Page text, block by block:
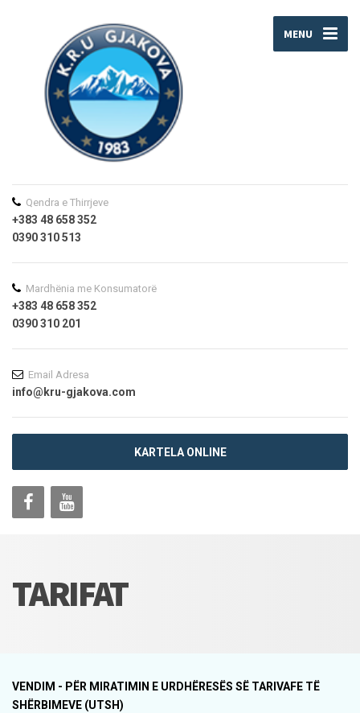
MENU
Qendra e Thirrjeve
+383 48 658 352
0390 310 513
Mardhënia me Konsumatorë
+383 48 658 352
0390 310 201
Email Adresa
info@kru-gjakova.com
KARTELA ONLINE
TARIFAT
VENDIM - PËR MIRATIMIN E URDHËRESËS SË TARIVAFE TË
SHËRBIMEVE (UTSH)